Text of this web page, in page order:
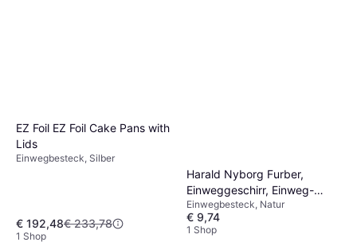
11cm, 50Stk
Einwegbesteck, Braun
€ 9,57
1 Shop
16.5cm 100-pack
Einwegbesteck, Braun, 100Stk.
€ 11,38
1 Shop
EZ Foil EZ Foil Cake Pans with
Lids
Einwegbesteck, Silber
€ 192,48€ 233,78
1 Shop
Harald Nyborg Furber,
Einweggeschirr, Einweg-
Messer 20 Stück Braun (20x)
Einwegbesteck, Natur
€ 9,74
1 Shop